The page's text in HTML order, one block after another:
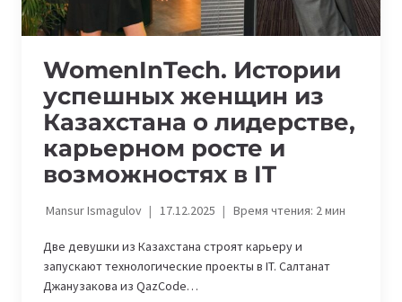
WomenInTech. Истории
успешных женщин из
Казахстана о лидерстве,
карьерном росте и
возможностях в IT
Mansur Ismagulov 17.12.2025 Время чтения: 2мин
Две девушки из Казахстана строят карьеру и
запускают технологические проекты в IT. Салтанат
Джанузакова из QazCode…